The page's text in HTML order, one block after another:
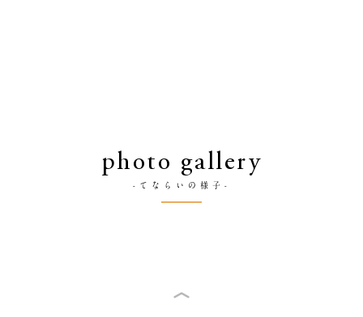
photo gallery
-てならいの様子-